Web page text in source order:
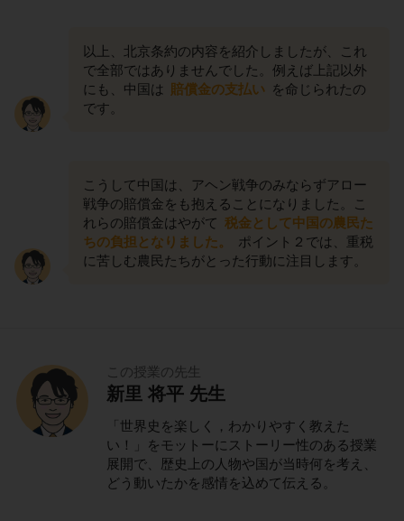
以上、北京条約の内容を紹介しましたが、これ
で全部ではありませんでした。例えば上記以外
にも、中国は
賠償金の支払い を命じられたの
です。
こうして中国は、アヘン戦争のみならずアロー
戦争の賠償金をも抱えることになりました。こ
れらの賠償金はやがて 税金として中国の農民た
ちの負担となりました。
ポイント２では、重税
に苦しむ農民たちがとった行動に注目します。
この授業の先生
新里 将平 先生
「世界史を楽しく，わかりやすく教えた
い！」をモットーにストーリー性のある授業
展開で、歴史上の人物や国が当時何を考え、
どう動いたかを感情を込めて伝える。